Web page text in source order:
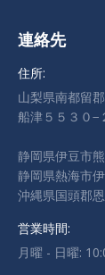
連絡先
住所:
山梨県南都留
船津５５３０−
静岡県伊豆市
静岡県熱海市
沖縄県国頭郡
営業時間:
月曜 - 日曜: